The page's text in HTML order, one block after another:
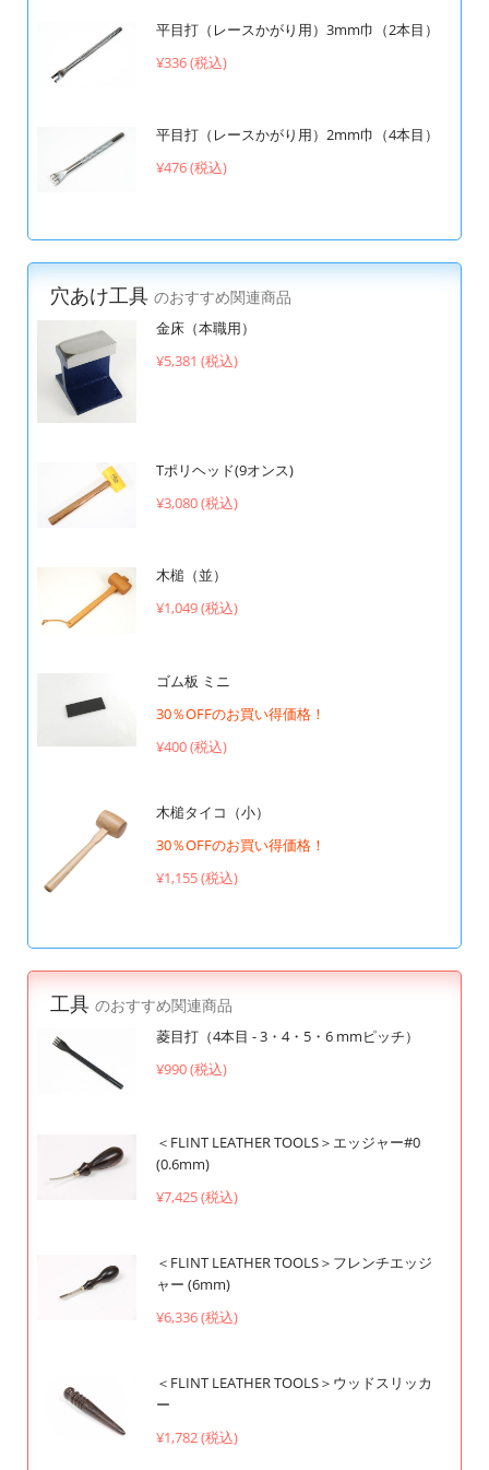
平目打（レースかがり用）3mm巾（2本目）
¥336 (税込)
平目打（レースかがり用）2mm巾（4本目）
¥476 (税込)
穴あけ工具 のおすすめ関連商品
金床（本職用）
¥5,381 (税込)
Tポリヘッド(9オンス)
¥3,080 (税込)
木槌（並）
¥1,049 (税込)
ゴム板 ミニ
30％OFFのお買い得価格！
¥400 (税込)
木槌タイコ（小）
30％OFFのお買い得価格！
¥1,155 (税込)
工具 のおすすめ関連商品
菱目打（4本目 - 3・4・5・6 mmピッチ）
¥990 (税込)
＜FLINT LEATHER TOOLS＞エッジャー#0
(0.6mm)
¥7,425 (税込)
＜FLINT LEATHER TOOLS＞フレンチエッジ
ャー (6mm)
¥6,336 (税込)
＜FLINT LEATHER TOOLS＞ウッドスリッカ
ー
¥1,782 (税込)